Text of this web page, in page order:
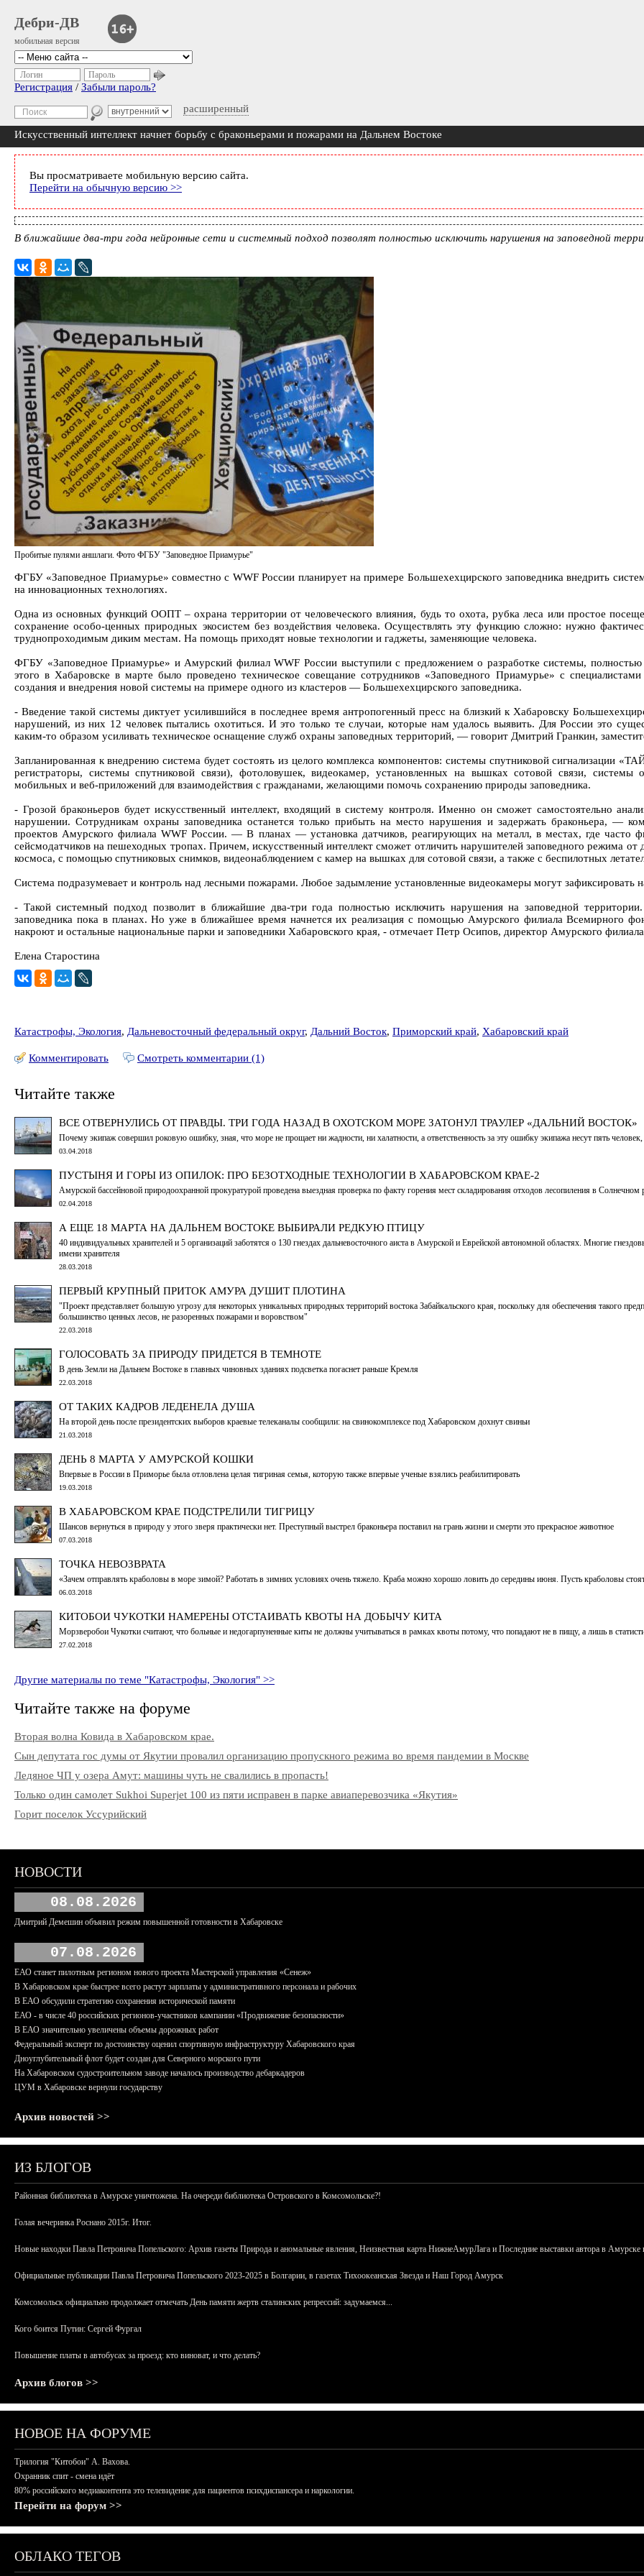
Дебри-ДВ
мобильная версия
расширенный
Логин Пароль
Регистрация / Забыли пароль?
Искусственный интеллект начнет борьбу с браконьерами и пожарами на Дальнем Востоке
Вы просматриваете мобильную версию сайта.
Перейти на обычную версию >>
В ближайшие два-три года нейронные сети и системный подход позволят полностью исключить нарушения на заповедной
Пробитые пулями аншлаги. Фото ФГБУ "Заповедное Приамурье"
ФГБУ «Заповедное Приамурье» совместно с WWF России планирует на примере Большехехцирского заповедника внедрить
на инновационных технологиях.
Одна из основных функций ООПТ – охрана территории от человеческого влияния, будь то охота, рубка леса или простое
сохранение особо-ценных природных экосистем без воздействия человека. Осуществлять эту функцию сложно: нужно
труднопроходимым диким местам. На помощь приходят новые технологии и гаджеты, заменяющие человека.
ФГБУ «Заповедное Приамурье» и Амурский филиал WWF России выступили с предложением о разработке системы,
этого в Хабаровске в марте было проведено техническое совещание сотрудников «Заповедного Приамурье» с
создания и внедрения новой системы на примере одного из кластеров — Большехехцирского заповедника.
- Введение такой системы диктует усилившийся в последнее время антропогенный пресс на близкий к Хабаровску
нарушений, из них 12 человек пытались охотиться. И это только те случаи, которые нам удалось выявить. Для России это
каким-то образом усиливать техническое оснащение служб охраны заповедных территорий, — говорит Дмитрий Гранкин,
Запланированная к внедрению система будет состоять из целого комплекса компонентов: системы спутниковой сигнализации
регистраторы, системы спутниковой связи), фотоловушек, видеокамер, установленных на вышках сотовой связи, системы
мобильных и веб-приложений для взаимодействия с гражданами, желающими помочь сохранению природы заповедника.
- Грозой браконьеров будет искусственный интеллект, входящий в систему контроля. Именно он сможет самостоятельно
нарушении. Сотрудникам охраны заповедника останется только прибыть на место нарушения и задержать браконьера, —
проектов Амурского филиала WWF России. — В планах — установка датчиков, реагирующих на металл, в местах, где часто
сейсмодатчиков на пешеходных тропах. Причем, искусственный интеллект сможет отличить нарушителей заповедного режима
космоса, с помощью спутниковых снимков, видеонаблюдением с камер на вышках для сотовой связи, а также с беспилотных
Система подразумевает и контроль над лесными пожарами. Любое задымление установленные видеокамеры могут зафиксировать
- Такой системный подход позволит в ближайшие два-три года полностью исключить нарушения на заповедной
заповедника пока в планах. Но уже в ближайшее время начнется их реализация с помощью Амурского филиала Всемирного
накроют и остальные национальные парки и заповедники Хабаровского края, - отмечает Петр Осипов, директор Амурского
Елена Старостина
Катастрофы, Экология, Дальневосточный федеральный округ, Дальний Восток, Приморский край, Хабаровский край
Комментировать Смотреть комментарии (1)
Читайте также
ВСЕ ОТВЕРНУЛИСЬ ОТ ПРАВДЫ. ТРИ ГОДА НАЗАД В ОХОТСКОМ МОРЕ ЗАТОНУЛ ТРАУЛЕР «ДАЛЬНИЙ ВОСТОК»
Почему экипаж совершил роковую ошибку, зная, что море не прощает ни жадности, ни халатности, а ответственность за эту ошибку экипажа несут пять человек,
03.04.2018
ПУСТЫНЯ И ГОРЫ ИЗ ОПИЛОК: ПРО БЕЗОТХОДНЫЕ ТЕХНОЛОГИИ В ХАБАРОВСКОМ КРАЕ-2
Амурской бассейновой природоохранной прокуратурой проведена выездная проверка по факту горения мест складирования отходов лесопиления в Солнечном
02.04.2018
А ЕЩЕ 18 МАРТА НА ДАЛЬНЕМ ВОСТОКЕ ВЫБИРАЛИ РЕДКУЮ ПТИЦУ
40 индивидуальных хранителей и 5 организаций заботятся о 130 гнездах дальневосточного аиста в Амурской и Еврейской автономной областях. Многие
имени хранителя
28.03.2018
ПЕРВЫЙ КРУПНЫЙ ПРИТОК АМУРА ДУШИТ ПЛОТИНА
"Проект представляет большую угрозу для некоторых уникальных природных территорий востока Забайкальского края, поскольку для обеспечения такого
большинство ценных лесов, не разоренных пожарами и воровством"
22.03.2018
ГОЛОСОВАТЬ ЗА ПРИРОДУ ПРИДЕТСЯ В ТЕМНОТЕ
В день Земли на Дальнем Востоке в главных чиновных зданиях подсветка погаснет раньше Кремля
22.03.2018
ОТ ТАКИХ КАДРОВ ЛЕДЕНЕЛА ДУША
На второй день после президентских выборов краевые телеканалы сообщили: на свинокомплексе под Хабаровском дохнут свиньи
21.03.2018
ДЕНЬ 8 МАРТА У АМУРСКОЙ КОШКИ
Впервые в России в Приморье была отловлена целая тигриная семья, которую также впервые ученые взялись реабилитировать
19.03.2018
В ХАБАРОВСКОМ КРАЕ ПОДСТРЕЛИЛИ ТИГРИЦУ
Шансов вернуться в природу у этого зверя практически нет. Преступный выстрел браконьера поставил на грань жизни и смерти это прекрасное животное
07.03.2018
ТОЧКА НЕВОЗВРАТА
«Зачем отправлять краболовы в море зимой? Работать в зимних условиях очень тяжело. Краба можно хорошо ловить до середины июня. Пусть краболовы
06.03.2018
КИТОБОИ ЧУКОТКИ НАМЕРЕНЫ ОТСТАИВАТЬ КВОТЫ НА ДОБЫЧУ КИТА
Морзверобои Чукотки считают, что больные и недогарпуненные киты не должны учитываться в рамках квоты потому, что попадают не в пищу, а лишь в
27.02.2018
Другие материалы по теме "Катастрофы, Экология" >>
Читайте также на форуме
Вторая волна Ковида в Хабаровском крае.
Сын депутата гос думы от Якутии провалил организацию пропускного режима во время пандемии в Москве
Ледяное ЧП у озера Амут: машины чуть не свалились в пропасть!
Только один самолет Sukhoi Superjet 100 из пяти исправен в парке авиаперевозчика «Якутия»
Горит поселок Уссурийский
НОВОСТИ
08.08.2026
Дмитрий Демешин объявил режим повышенной готовности в Хабаровске
07.08.2026
ЕАО станет пилотным регионом нового проекта Мастерской управления «Сенеж»
В Хабаровском крае быстрее всего растут зарплаты у административного персонала и рабочих
В ЕАО обсудили стратегию сохранения исторической памяти
ЕАО - в числе 40 российских регионов-участников кампании «Продвижение безопасности»
В ЕАО значительно увеличены объемы дорожных работ
Федеральный эксперт по достоинству оценил спортивную инфраструктуру Хабаровского края
Дноуглубительный флот будет создан для Северного морского пути
На Хабаровском судостроительном заводе началось производство дебаркадеров
ЦУМ в Хабаровске вернули государству
Архив новостей >>
ИЗ БЛОГОВ
Районная библиотека в Амурске уничтожена. На очереди библиотека Островского в Комсомольске?!
Голая вечеринка Роснано 2015г. Итог.
Новые находки Павла Петровича Попельского: Архив газеты Природа и аномальные явления, Неизвестная карта НижнеАмурЛага и Последние выставки автора в Амурске
Официальные публикации Павла Петровича Попельского 2023-2025 в Болгарии, в газетах Тихоокеанская Звезда и Наш Город Амурск
Комсомольск официально продолжает отмечать День памяти жертв сталинских репрессий: задумаемся...
Кого боится Путин: Сергей Фургал
Повышение платы в автобусах за проезд: кто виноват, и что делать?
Архив блогов >>
НОВОЕ НА ФОРУМЕ
Трилогия "Китобои" А. Вахова.
Охранник спит - смена идёт
80% российского медиаконтента это телевидение для пациентов психдиспансера и наркологии.
Перейти на форум >>
ОБЛАКО ТЕГОВ